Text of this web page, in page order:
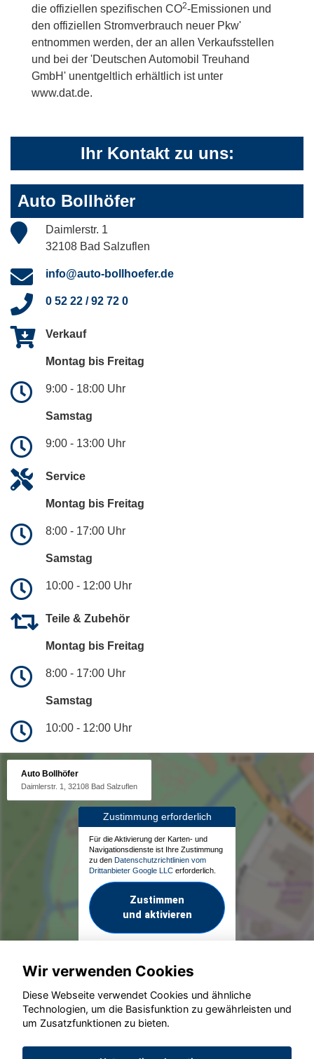
die offiziellen spezifischen CO2-Emissionen und
den offiziellen Stromverbrauch neuer Pkw'
entnommen werden, der an allen Verkaufsstellen
und bei der 'Deutschen Automobil Treuhand
GmbH' unentgeltlich erhältlich ist unter
www.dat.de.
Ihr Kontakt zu uns:
Auto Bollhöfer
Daimlerstr. 1
32108 Bad Salzuflen
info@auto-bollhoefer.de
0 52 22 / 92 72 0
Verkauf
Montag bis Freitag
9:00 - 18:00 Uhr
Samstag
9:00 - 13:00 Uhr
Service
Montag bis Freitag
8:00 - 17:00 Uhr
Samstag
10:00 - 12:00 Uhr
Teile & Zubehör
Montag bis Freitag
8:00 - 17:00 Uhr
Samstag
10:00 - 12:00 Uhr
Auto Bollhöfer
Daimlerstr. 1, 32108 Bad Salzuflen
Zustimmung erforderlich
Für die Aktivierung der Karten- und
Navigationsdienste ist Ihre Zustimmung
zu den Datenschutzrichtlinien vom
Drittanbieter Google LLC erforderlich.
Zustimmen
und aktivieren
© konjunkturmotor.de GmbH 2020 - 2026
Wir verwenden Cookies
Diese Webseite verwendet Cookies und ähnliche
Technologien, um die Basisfunktion zu gewährleisten und
um Zusatzfunktionen zu bieten.